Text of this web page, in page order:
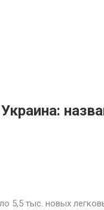
Украина:
5,5 тыс. новых